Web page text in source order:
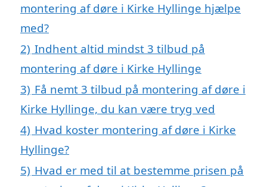
montering af døre i Kirke Hyllinge hjælpe
med?
2) Indhent altid mindst 3 tilbud på
montering af døre i Kirke Hyllinge
3) Få nemt 3 tilbud på montering af døre i
Kirke Hyllinge, du kan være tryg ved
4) Hvad koster montering af døre i Kirke
Hyllinge?
5) Hvad er med til at bestemme prisen på